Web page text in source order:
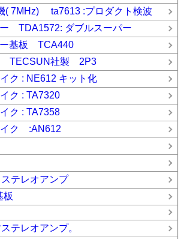
( 7MHz) ta7613 :プロダクト検波
TDA1572: ダブルスーパー
ー基板 TCA440
TECSUN社製 2P3
ク : NE612 キット化
ク : TA7320
ク : TA7358
イク :AN612
テレオアンプ
板
テレオアンプ。